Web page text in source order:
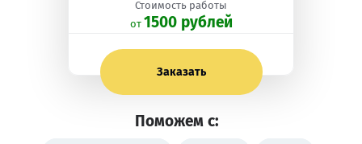
Стоимость работы
oт 1500 рублей
Заказать
Поможем с: